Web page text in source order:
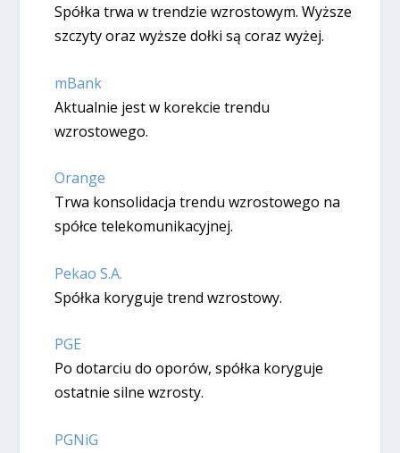
Spółka trwa w trendzie wzrostowym. Wyższe
szczyty oraz wyższe dołki są coraz wyżej.
mBank
Aktualnie jest w korekcie trendu
wzrostowego.
Orange
Trwa konsolidacja trendu wzrostowego na
spółce telekomunikacyjnej.
Pekao S.A.
Spółka koryguje trend wzrostowy.
PGE
Po dotarciu do oporów, spółka koryguje
ostatnie silne wzrosty.
PGNiG